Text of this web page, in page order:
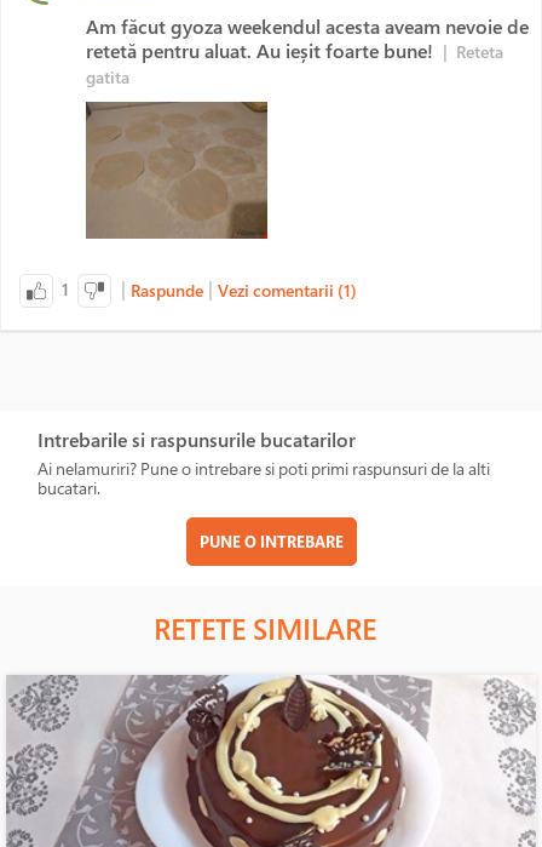
Am făcut gyoza weekendul acesta aveam nevoie de
retetă pentru aluat. Au ieșit foarte bune! | Reteta
gatita
1 | Raspunde | Vezi comentarii (1)
Intrebarile si raspunsurile bucatarilor
Ai nelamuriri? Pune o intrebare si poti primi raspunsuri de la alti
bucatari.
PUNE O INTREBARE
RETETE SIMILARE